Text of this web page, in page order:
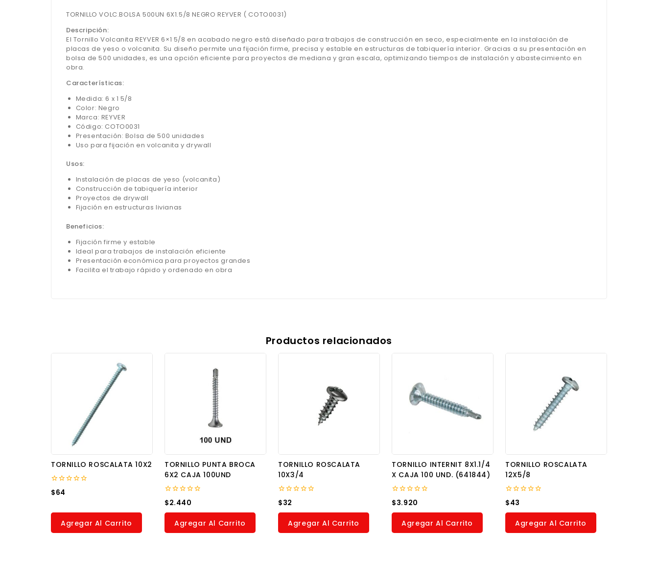
TORNILLO VOLC.BOLSA 500UN 6X1.5/8 NEGRO REYVER ( COTO0031)
Descripción:
El Tornillo Volcanita REYVER 6×1 5/8 en acabado negro está diseñado para trabajos de construcción en seco, especialmente en la instalación de
placas de yeso o volcanita. Su diseño permite una fijación firme, precisa y estable en estructuras de tabiquería interior. Gracias a su presentación en
bolsa de 500 unidades, es una opción eficiente para proyectos de mediana y gran escala, optimizando tiempos de instalación y abastecimiento en
obra.
Características:
Medida: 6 x 1 5/8
Color: Negro
Marca: REYVER
Código: COTO0031
Presentación: Bolsa de 500 unidades
Uso para fijación en volcanita y drywall
Usos:
Instalación de placas de yeso (volcanita)
Construcción de tabiquería interior
Proyectos de drywall
Fijación en estructuras livianas
Beneficios:
Fijación firme y estable
Ideal para trabajos de instalación eficiente
Presentación económica para proyectos grandes
Facilita el trabajo rápido y ordenado en obra
Productos relacionados
TORNILLO ROSCALATA 10X2
0
out
$64
Agregar Al Carrito
TORNILLO PUNTA BROCA
6X2 CAJA 100UND
0
out
of
$2.440
Agregar Al Carrito
TORNILLO ROSCALATA
10X3/4
0
out
of
$32
Agregar Al Carrito
TORNILLO INTERNIT 8X1.1/4
X CAJA 100 UND. (641844)
0
out
of
$3.920
Agregar Al Carrito
TORNILLO ROSCALATA
12X5/8
0
out
of
$43
Agregar Al Carrito